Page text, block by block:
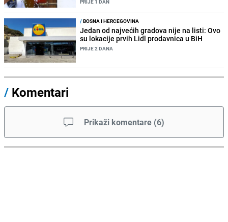
PRIJE 1 DAN
/BOSNA I HERCEGOVINA
Jedan od najvećih gradova nije na listi: Ovo
su lokacije prvih Lidl prodavnica u BiH
PRIJE 2 DANA
/ Komentari
Prikaži komentare (6)